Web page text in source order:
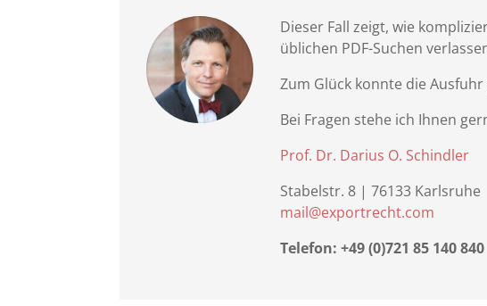
Dieser Fall zeigt, wie
üblichen PDF-Suchen
Zum Glück konnte die
Bei Fragen stehe ich Ihnen
Prof. Dr. Darius O. Schindler
Stabelstr. 8 | 76133 Karlsruhe
mail@exportrecht.com
Telefon: +49 (0)721 85 140 840